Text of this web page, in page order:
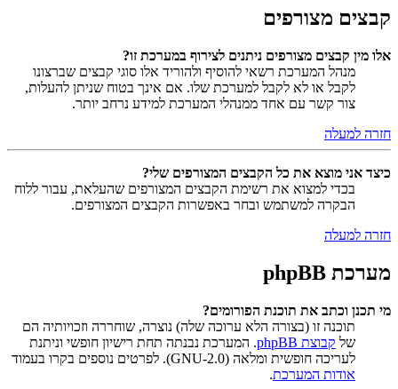
קבצים מצורפים
אלו מין קבצים מצורפים ניתנים לצירוף במערכת זו?
מנהל המערכת רשאי להוסיף ולהוריד אלו סוגי קבצים שברצונו
לקבל או לא לקבל למערכת שלו. אם אינך בטוח שניתן להעלות,
צור קשר עם אחד ממנהלי המערכת למידע נרחב יותר.
חזרה למעלה
כיצד אני מוצא את כל הקבצים המצורפים שלי?
בכדי למצוא את רשימת הקבצים המצורפים שהעלאת, עבור ללוח
הבקרה למשתמש ובחר באפשרות הקבצים המצורפים.
חזרה למעלה
מערכת phpBB
מי תכנן וכתב את תוכנת הפורומים?
תוכנה זו (בצורה הלא ערוכה שלה) נוצרה, שוחררה וזכויותיה הם
של קבוצת phpBB
. המערכת נבנתה תחת רישיון חופשי וניתנת
לעריכה חופשית ומלאה (GNU-2.0). לפרטים נוספים בקרו בעמוד
אודות המערכת.